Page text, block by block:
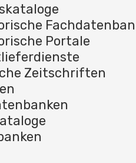
Portale
Zeitschriften